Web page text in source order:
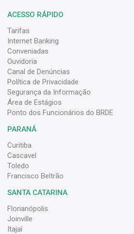
ACESSO RÁPIDO
Tarifas
Internet Banking
Conveniadas
Ouvidoria
Canal de Denúncias
Política de Privacidade
Segurança da Informação
Área de Estágios
Ponto dos Funcionários do BRDE
PARANÁ
Curitiba
Cascavel
Toledo
Francisco Beltrão
SANTA CATARINA
Florianópolis
Joinville
Itajaí